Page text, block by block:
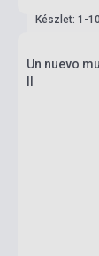
Készlet: 1-
Un nuevo